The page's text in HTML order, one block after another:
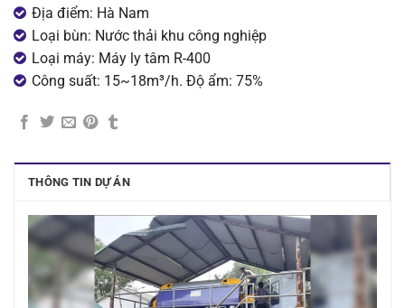
Địa điểm: Hà Nam
Loại bùn: Nước thải khu công nghiệp
Loại máy: Máy ly tâm R-400
Công suất: 15~18m³/h. Độ ẩm: 75%
THÔNG TIN DỰ ÁN